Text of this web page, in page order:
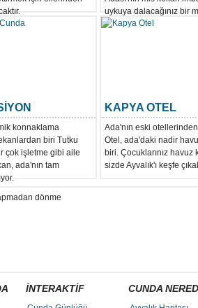
uykuya dalacağınız bir
konnaklama
biri Tutku
çok işletme gibi aile
ada'nın tam
KAPYA OTEL
Ada'nın eski
Otel, ada'daki nadir
biri. Çocuklarınız havuz
sizde Ayvalık'ı keşfe
İNTERAKTİF CUNDA